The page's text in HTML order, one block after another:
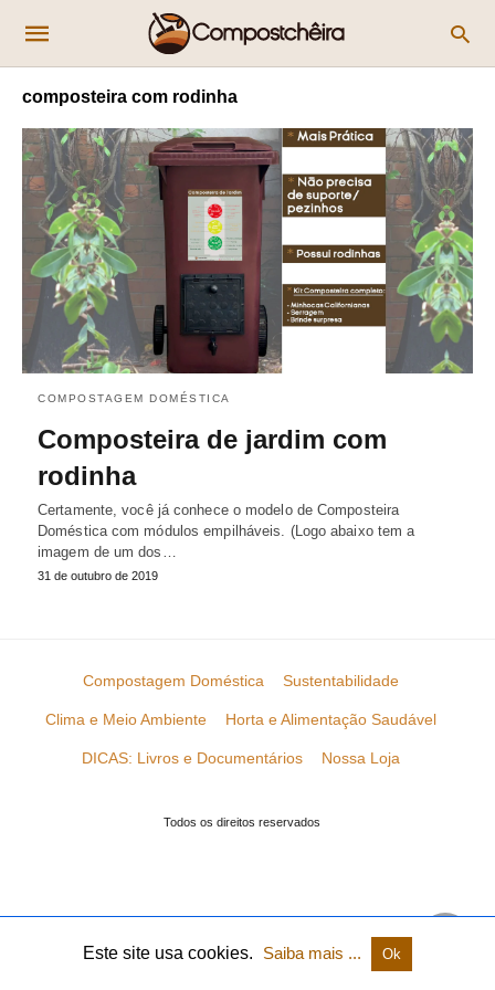
composteira com rodinha
COMPOSTAGEM DOMÉSTICA
Composteira de jardim com
rodinha
Certamente, você já conhece o modelo de Composteira
Doméstica com módulos empilháveis. (Logo abaixo tem a
imagem de um dos…
31 de outubro de 2019
Compostagem Doméstica Sustentabilidade
Clima e Meio Ambiente Horta e Alimentação Saudável
DICAS: Livros e Documentários Nossa Loja
Todos os direitos reservados
Este site usa cookies. Saiba mais ... Ok